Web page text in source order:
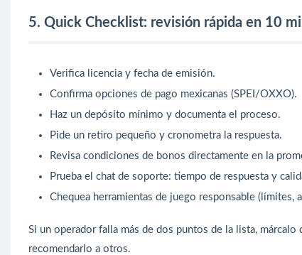
5. Quick Checklist: revisión rápida en 10
Verifica licencia y fecha de emisión.
Confirma opciones de pago mexicanas (SPEI/OXXO).
Haz un depósito mínimo y documenta el proceso.
Pide un retiro pequeño y cronometra la respuesta.
Revisa condiciones de bonos directamente en la
Prueba el chat de soporte: tiempo de respuesta y
Chequea herramientas de juego responsable (límites,
Si un operador falla más de dos puntos de la lista,
recomendarlo a otros.